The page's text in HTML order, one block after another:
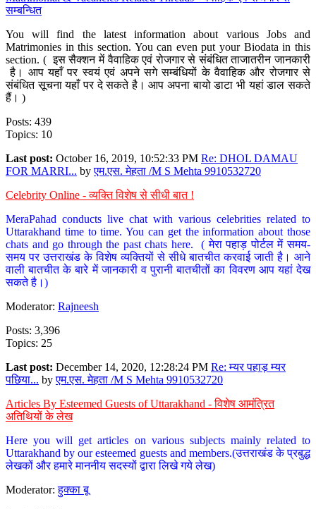
सम्बन्धित
You will find the latest information about various Jobs and
Matrimonies in this section. You can even put your Biodata in this
section. ( इस सैक्शन में वैवाहिक एवं रोजगार से संबंधित ताजातरीन जानकारी
है। आप यहाँ पर स्वयं एवं अपने सगे सम्बंधियों के वैवाहिक और रोजगार से
संबंधित सूचना यहाँ पर दे सकते है। आप अपना बायो डाटा भी यहां डाल सकते
हैं। )
Posts: 439
Topics: 10
Last post: October 16, 2019, 10:52:33 PM Re: DHOL DAMAU
FOR MARRI... byएम.एस. मेहता /M S Mehta 9910532720
Celebrity Online - व्यक्ति विशेष से सीधी बात !
MeraPahad conducts live chat with various celebrities related to
Uttarakhand time to time. You can get the information about those
chats and go through the past chats here. ( मेरा पहाड़ पोर्टल में समय-
समय पर उत्तराखंड के विशेष व्यक्तियों से सीधे बातचीत करवाई जाती है। आने
वाली बातचीत के बारे में जानकारी व पुरानी बातचीतों का विवरण आप यहां देख
सकते है।)
Moderator: Rajneesh
Posts: 3,396
Topics: 25
Last post: December 14, 2020, 12:28:24 PM Re: म्यर पहाड़ म्यर
पछिया... byएम.एस. मेहता /M S Mehta 9910532720
Articles By Esteemed Guests of Uttarakhand - विशेष आमंत्रित
अतिथियों के लेख
Here you will get articles on various subjects mainly related to
Uttarakhand by our esteemed guests and members.(उत्तराखंड के प्रबुद्ध
लेखकों और हमारे माननीय सदस्यों द्वारा लिखे गये लेख)
Moderator:हुक्का बू